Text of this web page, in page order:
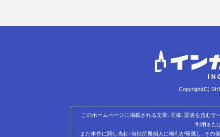
Copyright(C)
このホームページに掲載される文章、画像、図表を含むす
利用また
また本件に関し当社・当社所属個人に権利が帰属し、そ